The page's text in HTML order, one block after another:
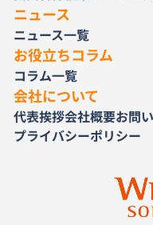
ニュース
ニュース一覧
お役立ちコラム
コラム一覧
会社について
代表挨拶会社概要お問
プライバシーポリシー